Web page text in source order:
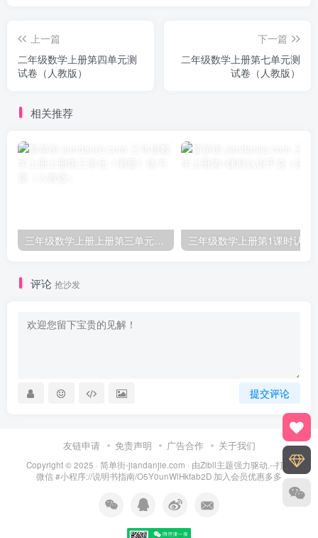
上一篇
二年级数学上册第四单元测
试卷（人教版）
下一篇
二年级数学上册第七单元测
试卷（人教版）
相关推荐
评论 抢沙发
提交评论
友链申请 免责声明 广告合作 关于我们
Copyright © 2025 · 简单街-jiandanjie.com · 由Zibll主题强力驱动.--打开
微信 #小程序://说明书指南/O5Y0unWlHkfab2D 加入会员优惠多多